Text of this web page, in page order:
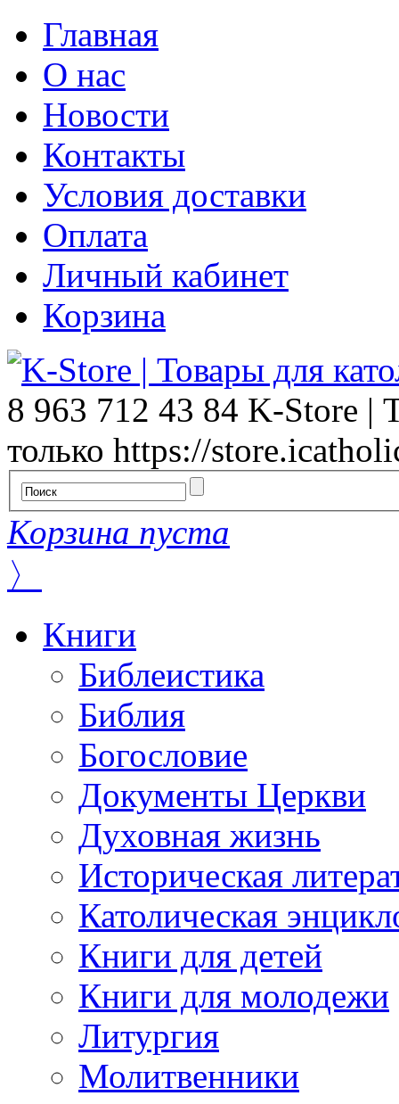
Главная
О нас
Новости
Контакты
Условия доставки
Оплата
Личный кабинет
Корзина
8 963 712 43 84 K-Store |
только https://
Корзина пуста
〉
Книги
Библеистика
Библия
Богословие
Документы Церкви
Духовная жизнь
Историческая
Католическая
Книги для детей
Книги для молодежи
Литургия
Молитвенники